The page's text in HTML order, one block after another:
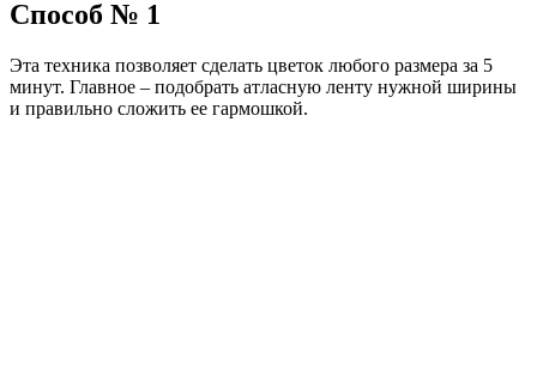
Способ № 1
Эта техника позволяет сделать цветок любого размера за 5
минут. Главное – подобрать атласную ленту нужной ширины
и правильно сложить ее гармошкой.